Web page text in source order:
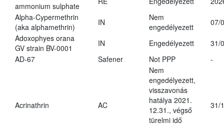
ammonium sulphate
Alpha-Cypermethrin
(aka alphamethrin)
IN
Nem
engedélyezett
07/
Adoxophyes orana
GV strain BV-0001
IN Engedélyezett
31/
AD-67
Safener Not PPP -
Acrinathrin AC
Nem
engedélyezett,
visszavonás
hatálya 2021.
12.31., végső
türelmi idő
31/